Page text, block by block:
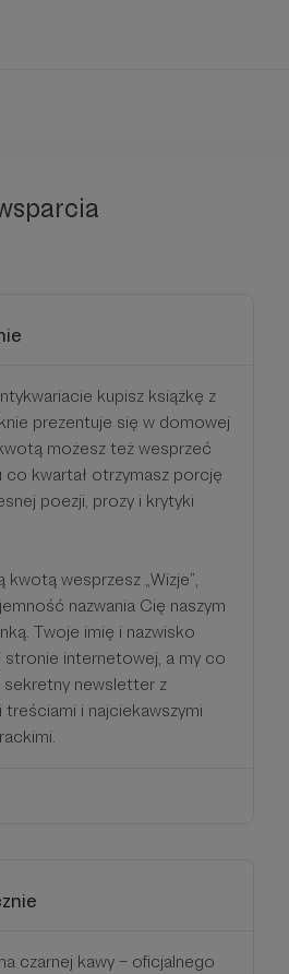
kupisz książkę z
prezentuje się w domowej
możesz też wesprzeć
co kwartał otrzymasz porcję
poezji, prozy i krytyki
wesprzesz „Wizje”,
nazwania Cię naszym
Twoje imię i nazwisko
stronie internetowej, a my co
sekretny newsletter z
i najciekawszymi
czarnej kawy – oficjalnego